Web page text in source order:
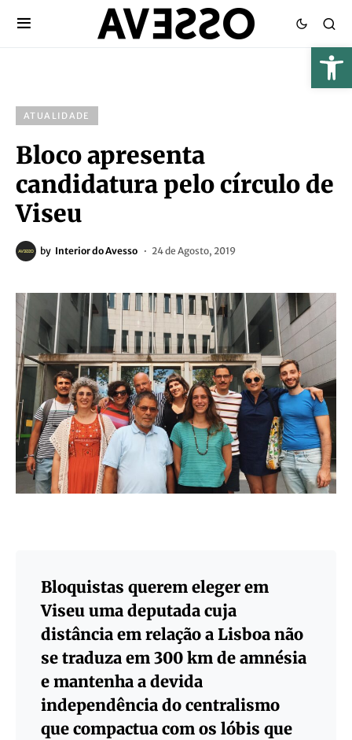
ATUALIDADE
Bloco apresenta
candidatura pelo círculo de
Viseu
by Interior do Avesso 24 de Agosto, 2019
Bloquistas querem eleger em
Viseu uma deputada cuja
distância em relação a Lisboa não
se traduza em 300 km de amnésia
e mantenha a devida
independência do centralismo
que compactua com os lóbis que